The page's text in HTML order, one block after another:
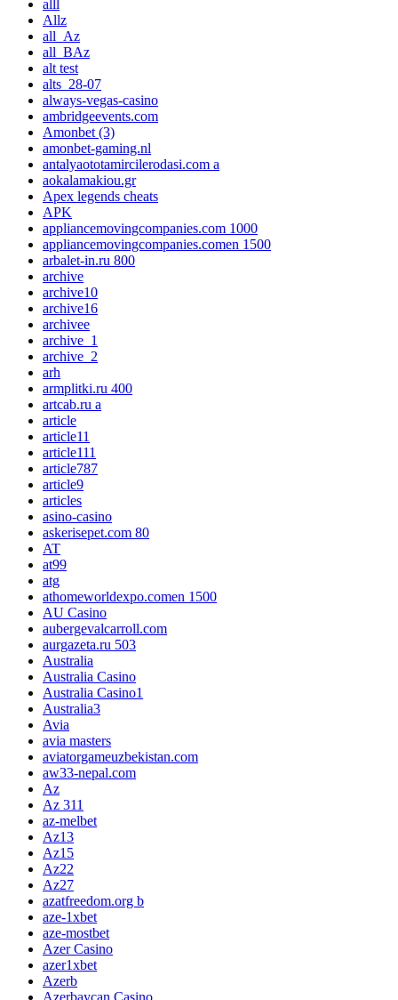
alll
Allz
all_Az
all_BAz
alt test
alts_28-07
always-vegas-casino
ambridgeevents.com
Amonbet (3)
amonbet-gaming.nl
antalyaototamircilerodasi.com a
aokalamakiou.gr
Apex legends cheats
APK
appliancemovingcompanies.com 1000
appliancemovingcompanies.comen 1500
arbalet-in.ru 800
archive
archive10
archive16
archivee
archive_1
archive_2
arh
armplitki.ru 400
artcab.ru a
article
article11
article111
article787
article9
articles
asino-casino
askerisepet.com 80
AT
at99
atg
athomeworldexpo.comen 1500
AU Casino
aubergevalcarroll.com
aurgazeta.ru 503
Australia
Australia Casino
Australia Casino1
Australia3
Avia
avia masters
aviatorgameuzbekistan.com
aw33-nepal.com
Az
Az 311
az-melbet
Az13
Az15
Az22
Az27
azatfreedom.org b
aze-1xbet
aze-mostbet
Azer Casino
azer1xbet
Azerb
Azerbaycan Casino